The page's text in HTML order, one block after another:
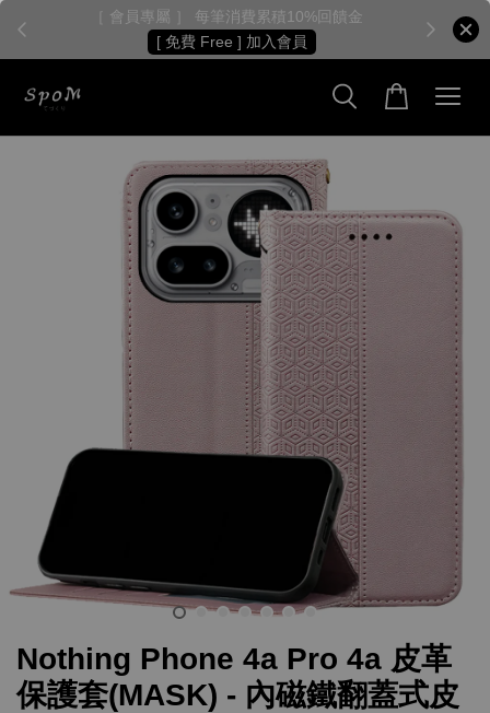
［ 會員專屬 ］ 每筆消費累積10%回饋金
[ 免費 Free ] 加入會員
Nothing Phone 4a Pro 4a 皮革
保護套(MASK) - 內磁鐵翻蓋式皮